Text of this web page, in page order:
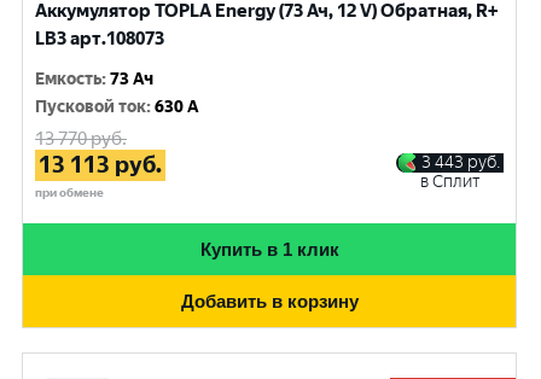
Аккумулятор TOPLA Energy (73 Ач, 12 V) Обратная, R+
LB3 арт.108073
Емкость:73 Ач
Пусковой ток:630 A
13 770руб.
13 113 руб.
при обмене
3 443 руб.
в Сплит
Купить в 1 клик
Добавить в корзину